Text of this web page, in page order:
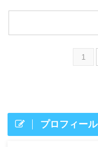
1
プロフィール